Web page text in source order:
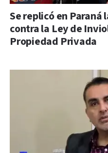
Se replicó en
contra la Ley de
Propiedad Privada